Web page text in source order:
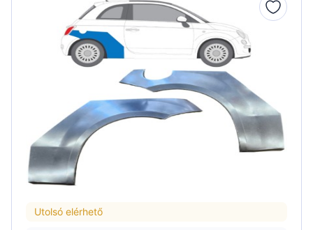
Utolsó elérhető